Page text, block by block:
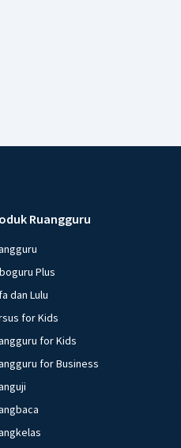
Ruangguru
Plus
dan Lulu
for Kids
for Kids
for Business